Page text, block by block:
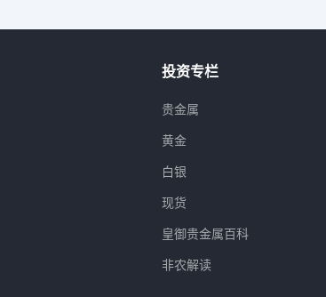
投资专栏
贵金属
黄金
白银
现货
皇御贵金属百科
非农解读